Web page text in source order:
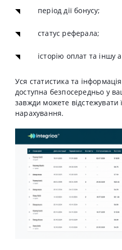
період дії бонусу;
статус реферала;
історію оплат та іншу
Уся статистика та
доступна безпосередньо у
завжди можете відстежувати
нарахування.